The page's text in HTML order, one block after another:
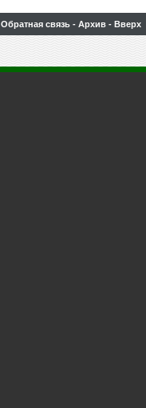
Обратная связь - Архив - Вверх